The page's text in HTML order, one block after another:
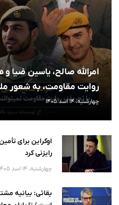
امرالله صالح، یاسین ضیا
روایت مقاومت، به شعور
چهارشنبه، 14 اسد 1405
اوکراین برای
رایزنی کرد
چهارشنبه، 14 اسد 1405
بقائی: بیانیه